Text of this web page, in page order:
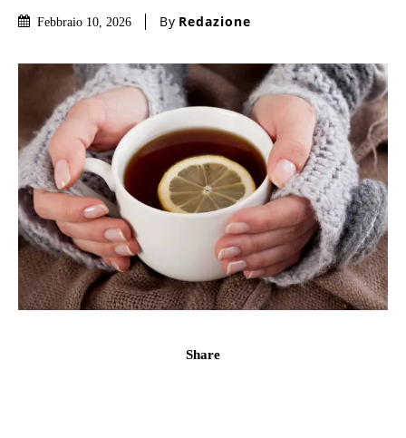
Febbraio 10, 2026 By Redazione
Share